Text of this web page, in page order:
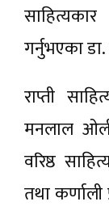
गर्नुभएका
राप्ती
मनलाल
वरिष्ठ
तथा